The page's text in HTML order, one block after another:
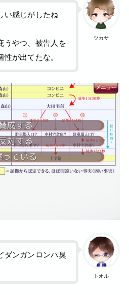
ツカサ
い感じがしたね
うやつ、被告人を
が出てたな。
トオル
ダンガンロンパ臭